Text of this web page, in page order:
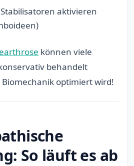
aktivieren
können viele
behandelt
optimiert wird!
So läuft es ab